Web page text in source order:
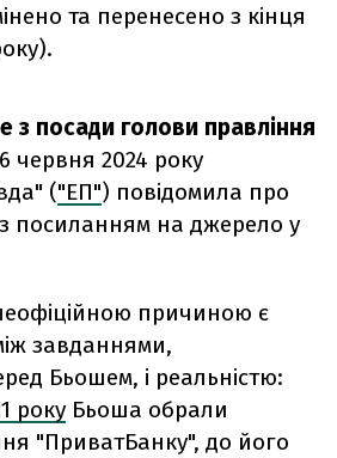
та перенесено з кінця
з посади голови правління
червня 2024 року
("ЕП") повідомила про
посиланням на джерело у
причиною є
завданнями,
Бьошем, і реальністю:
року Бьоша обрали
"ПриватБанку", до його